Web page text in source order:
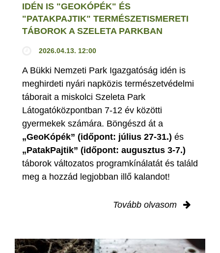
IDÉN IS "GEOKÓPÉK" ÉS
"PATAKPAJTIK" TERMÉSZETISMERETI
TÁBOROK A SZELETA PARKBAN
2026.04.13. 12:00
A Bükki Nemzeti Park Igazgatóság idén is
meghirdeti nyári napközis természetvédelmi
táborait a miskolci Szeleta Park
Látogatóközpontban 7-12 év közötti
gyermekek számára. Böngészd át a
„GeoKópék” (időpont: július 27-31.) és
„PatakPajtik” (időpont: augusztus 3-7.)
táborok változatos programkínálatát és találd
meg a hozzád legjobban illő kalandot!
Tovább olvasom